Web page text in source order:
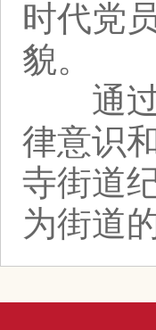
时代党
貌。
通过
律意识
寺街道
为街道